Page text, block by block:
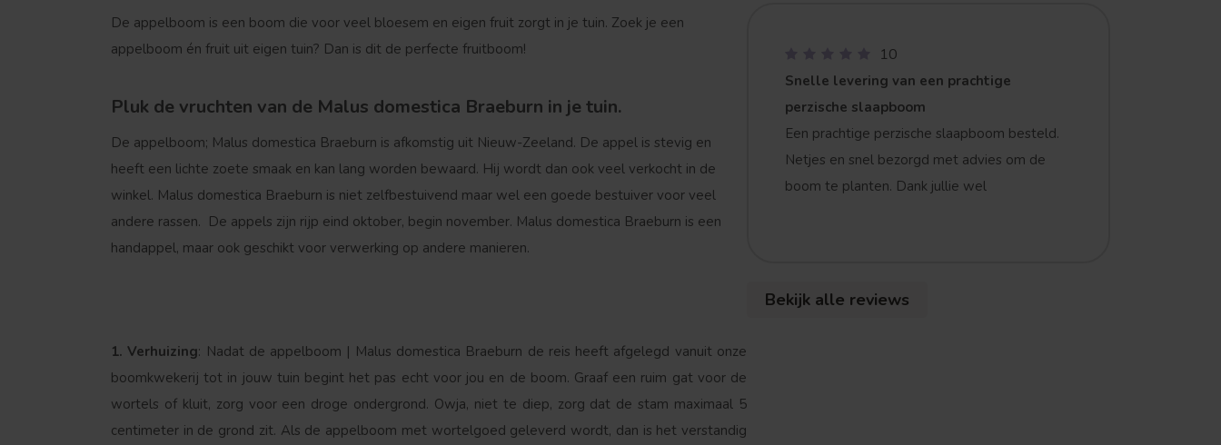
De appelboom is een boom die voor veel bloesem en eigen fruit zorgt in je tuin. Zoek je een
appelboom én fruit uit eigen tuin? Dan is dit de perfecte fruitboom!
Pluk de vruchten van de Malus domestica Braeburn in je tuin.
De appelboom; Malus domestica Braeburn is afkomstig uit Nieuw-Zeeland. De appel is stevig en
heeft een lichte zoete smaak en kan lang worden bewaard. Hij wordt dan ook veel verkocht in de
winkel. Malus domestica Braeburn is niet zelfbestuivend maar wel een goede bestuiver voor veel
andere rassen. De appels zijn rijp eind oktober, begin november. Malus domestica Braeburn is een
handappel, maar ook geschikt voor verwerking op andere manieren.
1. Verhuizing: Nadat de appelboom | Malus domestica Braeburn de reis heeft afgelegd vanuit onze
boomkwekerij tot in jouw tuin begint het pas echt voor jou en de boom. Graaf een ruim gat voor de
wortels of kluit, zorg voor een droge ondergrond. Owja, niet te diep, zorg dat de stam maximaal 5
centimeter in de grond zit. Als de appelboom met wortelgoed geleverd wordt, dan is het verstandig
10
Snelle levering van een prachtige
perzische slaapboom
Een prachtige perzische slaapboom besteld.
Netjes en snel bezorgd met advies om de
boom te planten. Dank jullie wel
Bekijk alle reviews